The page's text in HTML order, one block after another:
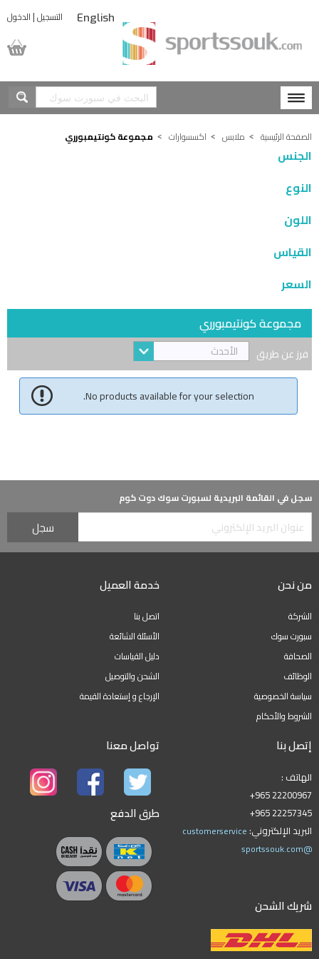
التسجيل|الدخول English
الصفحة الرئيسية ملابس اكسسوارات مجموعة كونتيمبورري
الجنس
النوع
اللون
القياس
السعر
مجموعة كونتيمبورري
فرز عن طريق الأحدث
No products available for your selection.
سجل في القائمة البريدية لسبورت سوك دوت كوم
من نحن
الشركة
سبورت سوك
الصحافة
الوظائف
سياسة الخصوصية
الشروط والأحكام
خدمة العميل
اتصل بنا
الأسئلة الشائعة
دليل القياسات
الشحن والتوصيل
الإرجاع و إستعادة القيمة
إتصل بنا
الهاتف :
+965 22200967
+965 22257345
البريد الإلكتروني: customerservice
@sportssouk.com
تواصل معنا
طرق الدفع
شريك الشحن